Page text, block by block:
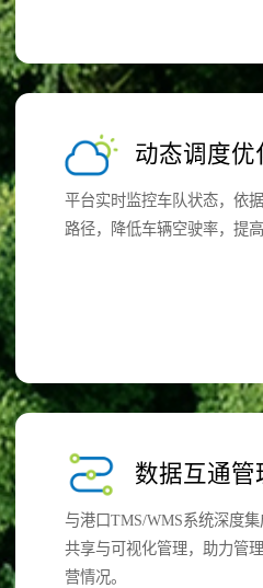
动态调度优
平台实时监控车队状态，依
路径，降低车辆空驶率，提高
数据互通管
与港口TMS/WMS系统深度
共享与可视化管理，助力管
营情况。​